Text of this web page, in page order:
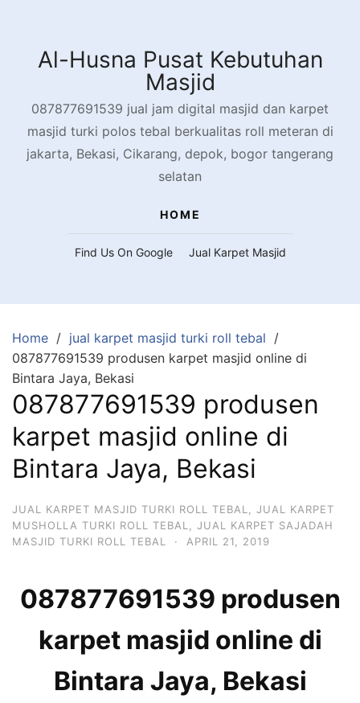
contentAl-Husna Pusat Kebutuhan
Masjid
087877691539 jual jam digital masjid dan karpet
masjid turki polos tebal berkualitas roll meteran di
jakarta, Bekasi, Cikarang, depok, bogor tangerang
selatan
HOME
Find Us On Google Jual Karpet Masjid
Home
jual karpet masjid turki roll tebal
087877691539 produsen karpet masjid online di
Bintara Jaya, Bekasi
087877691539 produsen
karpet masjid online di
Bintara Jaya, Bekasi
JUAL KARPET MASJID TURKI ROLL TEBAL
JUAL KARPET
MUSHOLLA TURKI ROLL TEBAL
JUAL KARPET SAJADAH
MASJID TURKI ROLL TEBAL
· APRIL 21, 2019
087877691539 produsen
karpet masjid online di
Bintara Jaya, Bekasi